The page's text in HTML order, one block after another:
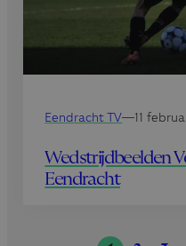
Eendracht TV—11
Wedstrijdbeelden
Eendracht